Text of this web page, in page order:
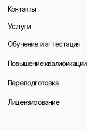
Контакты
Услуги
Обучение и аттестация
Повышение квалификации
Переподготовка
Лицензирование